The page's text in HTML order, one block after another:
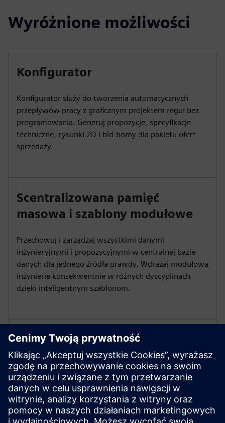
Wyróżnione możliwości
Konfigurator
Konfigurator służy do tworzenia automatycznych
przepływów pracy z graficznym projektem reguł bez
programowania. Generuj propozycje, specyfikacje
techniczne, rysunki 2D i bid-bomy dla pakietu ofert
sprzedaży.
Scentralizowana pamięć
masowa i szablony modułowe
Przechowuj i zarządzaj wszystkimi danymi
inżynieryjnymi i propozycyjnymi w centralnej bazie
danych dla jednego źródła prawdy. Wdrażaj modułową
inżynierię konsekwentnie w różnych dyscyplinach
dzięki inteligentnym szablonom.
Zarządzanie cyklem życia
zakładu
Zarządzaj cyklem życia zakładu w różnych
dyscyplinach inżynieryjnych. Mapuj zmiany instalacji i
umożliwiaj planowanie testów i konserwacji oparte na
wiedzy.